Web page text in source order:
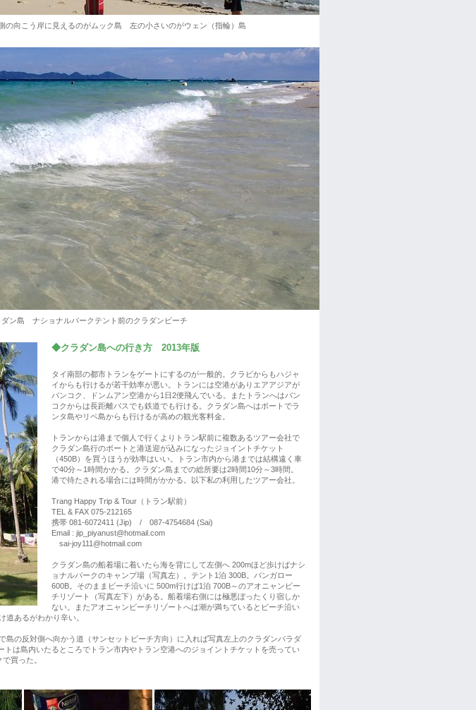
の向こう岸に見えるのがムック島 左の小さいのがウェン（指輪）島
ダン島 ナショナルパークテント前のクラダンビーチ
◆クラダン島への行き方 2013年版
タイ南部の都市トランをゲートにするのが一般的。クラビからもハジャ
イからも行けるが若干効率が悪い。トランには空港がありエアアジアが
バンコク、ドンムアン空港から1日2便飛んでいる。またトランへはバン
コクからは長距離バスでも鉄道でも行ける。クラダン島へはボートでラ
ンタ島やリペ島からも行けるが高めの観光客料金。
トランからは港まで個人で行くよりトラン駅前に複数あるツアー会社で
クラダン島行のボートと港送迎が込みになったジョイントチケット
（450B）を買うほうが効率はいい。トラン市内から港までは結構遠く車
で40分～1時間かかる。クラダン島までの総所要は2時間10分～3時間。
港で待たされる場合には時間がかかる。以下私の利用したツアー会社。
Trang Happy Trip & Tour（トラン駅前）
TEL & FAX 075-212165
携帯 081-6072411 (Jip) / 087-4754684 (Sai)
Email : jip_piyanust@hotmail.com
sai-joy111@hotmail.com
クラダン島の船着場に着いたら海を背にして左側へ 200mほど歩けばナシ
ョナルパークのキャンプ場（写真左）。テント1泊 300B。バンガロー
600B。そのままビーチ沿いに 500m行けば1泊 700B～のアオニャンビー
チリゾート（写真左下）がある。船着場右側には極悪ぼったくり宿しか
ない。またアオニャンビーチリゾートへは潮が満ちているとビーチ沿い
道あるがわかり辛い。
島の反対側へ向かう道（サンセットビーチ方向）に入れば写真左上のクラダンパラダ
トは島内いたるところでトラン市内やトラン空港へのジョイントチケットを売ってい
買った。